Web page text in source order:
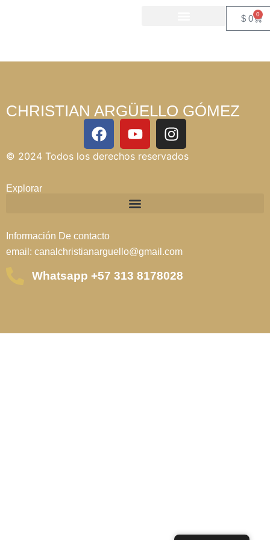
$0 0
CHRISTIAN ARGÜELLO GÓMEZ
© 2024 Todos los derechos reservados
Explorar
Información De contacto
email: canalchristianarguello@gmail.com
Whatsapp +57 313 8178028